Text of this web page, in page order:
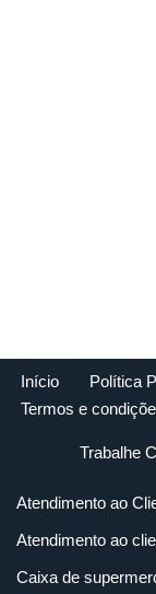
Início Política
Termos e
Trabalhe
Atendimento ao
Atendimento ao
Caixa de